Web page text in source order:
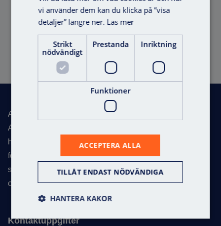
Filter DUOX PLUS
Axema – Total Access
Axema utvecklar passersystem för flerbostadshus, kontor,
handel, industrifastigheter, offentliga lokaler, skolor och
förskolor. Med över 30 år i branschen har vi etablerat oss
som en av Skandinaviens ledande experter inom vårt
område.
Kontaktuppgifter
vi använder dem kan du klicka på ”visa
detaljer” längre ner. Läs mer
Strikt
nödvändigt
Prestanda Inriktning
Funktioner
ACCEPTERA ALLA
TILLÅT ENDAST NÖDVÄNDIGA
HANTERA KAKOR